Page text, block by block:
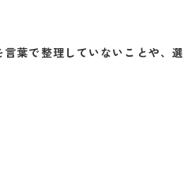
葉で整理していない ことや、 選